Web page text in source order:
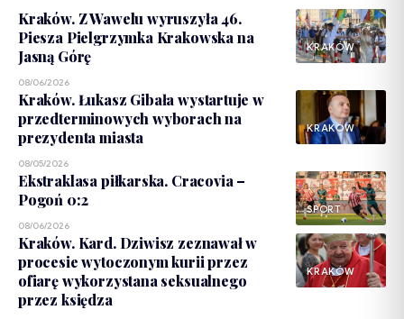
KRAKÓW
Kraków. Z Wawelu wyruszyła 46.
Piesza Pielgrzymka Krakowska na
Jasną Górę
08/06/2026
KRAKÓW
Kraków. Łukasz Gibała wystartuje w
przedterminowych wyborach na
prezydenta miasta
08/05/2026
SPORT
Ekstraklasa piłkarska. Cracovia –
Pogoń 0:2
08/06/2026
KRAKÓW
Kraków. Kard. Dziwisz zeznawał w
procesie wytoczonym kurii przez
ofiarę wykorzystana seksualnego
przez księdza